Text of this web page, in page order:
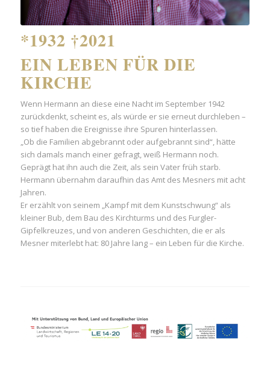
*1932 †2021
EIN LEBEN FÜR DIE
KIRCHE
Wenn Hermann an diese eine Nacht im September 1942
zurückdenkt, scheint es, als würde er sie erneut durchleben –
so tief haben die Ereignisse ihre Spuren hinterlassen.
„Ob die Familien abgebrannt oder aufgebrannt sind“, hätte
sich damals manch einer gefragt, weiß Hermann noch.
Geprägt hat ihn auch die Zeit, als sein Vater früh starb.
Hermann übernahm daraufhin das Amt des Mesners mit acht
Jahren.
Er erzählt von seinem „Kampf mit dem Kunstschwung“ als
kleiner Bub, dem Bau des Kirchturms und des Furgler-
Gipfelkreuzes, und von anderen Geschichten, die er als
Mesner miterlebt hat: 80 Jahre lang – ein Leben für die Kirche.